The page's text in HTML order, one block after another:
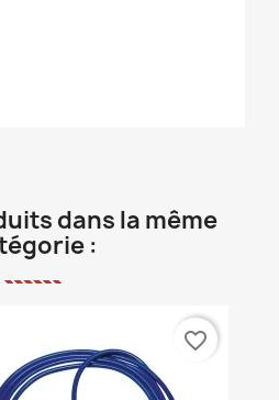
dans la même
:
favorite_border